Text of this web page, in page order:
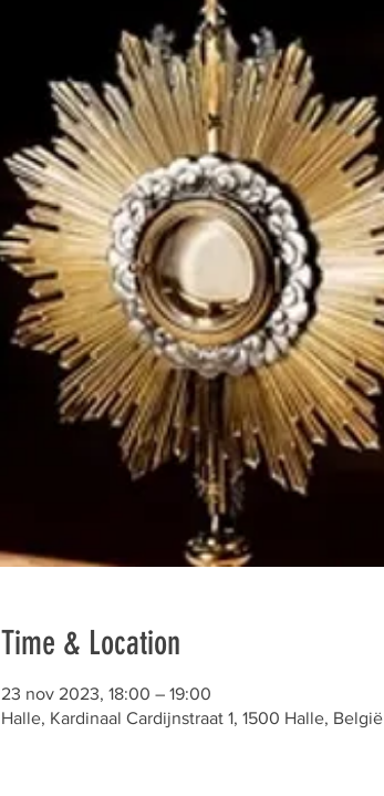
Time & Location
23 nov 2023, 18:00 – 19:00
Halle, Kardinaal Cardijnstraat 1, 1500 Halle, België